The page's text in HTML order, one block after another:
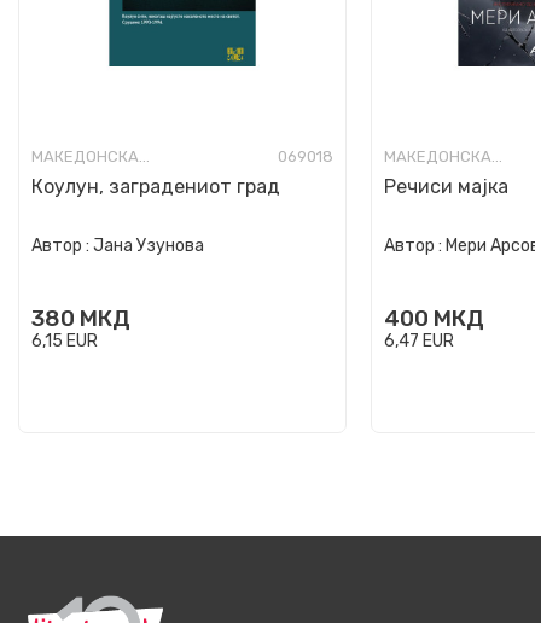
МАКЕДОНСКА КНИЖЕВНОСТ 069018
Коулун, заградениот град
Автор : Јана Узунова
380 МКД
6,15 EUR
МАКЕДОНСКА КНИЖЕВНОСТ
Речиси мајка
Автор : Мери
400 МКД
6,47 EUR